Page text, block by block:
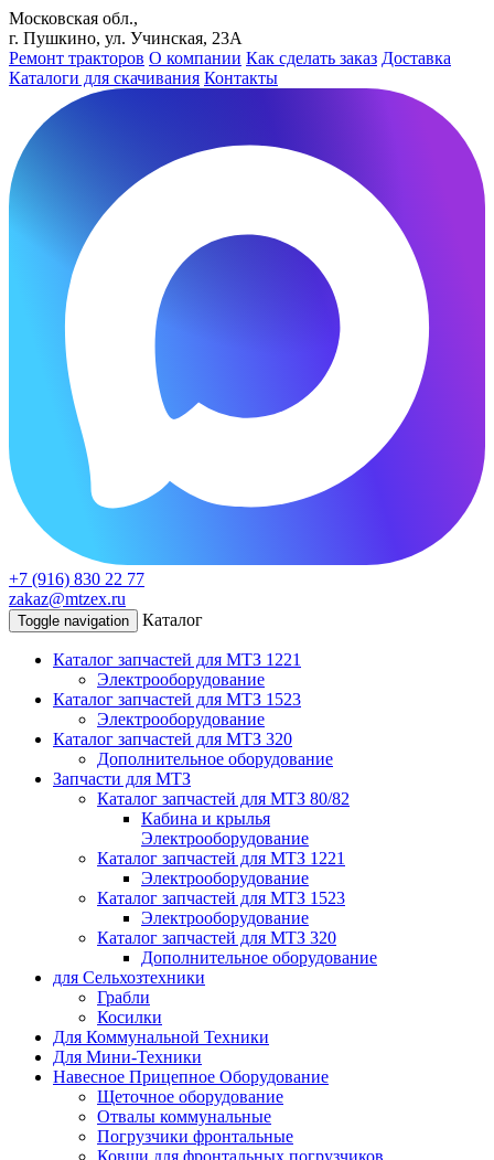
Московская обл.,
г. Пушкино, ул. Учинская, 23А
Ремонт тракторов О компании Как сделать заказ Доставка
Каталоги для скачивания Контакты
+7 (916) 830 22 77
zakaz@mtzex.ru
Toggle navigation Каталог
Каталог запчастей для МТЗ 1221
Электрооборудование
Каталог запчастей для МТЗ 1523
Электрооборудование
Каталог запчастей для МТЗ 320
Дополнительное оборудование
Запчасти для МТЗ
Каталог запчастей для МТЗ 80/82
Кабина и крылья
Электрооборудование
Каталог запчастей для МТЗ 1221
Электрооборудование
Каталог запчастей для МТЗ 1523
Электрооборудование
Каталог запчастей для МТЗ 320
Дополнительное оборудование
для Сельхозтехники
Грабли
Косилки
Для Коммунальной Техники
Для Мини-Техники
Навесное Прицепное Оборудование
Щеточное оборудование
Отвалы коммунальные
Погрузчики фронтальные
Ковши для фронтальных погрузчиков